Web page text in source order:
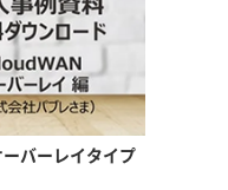
ーバーレイタイプ